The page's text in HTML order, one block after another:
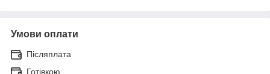
Умови оплати
Післяплата
Готівкою